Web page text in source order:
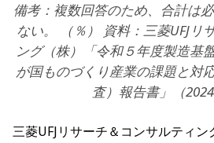
備考：複数回答のため、合計は
ない。 （％） 資料：三菱UFJリ
ング（株）「令和５年度製造基
が国ものづくり産業の課題と対
査）報告書」（2024
三菱UFJリサーチ＆コンサルティ